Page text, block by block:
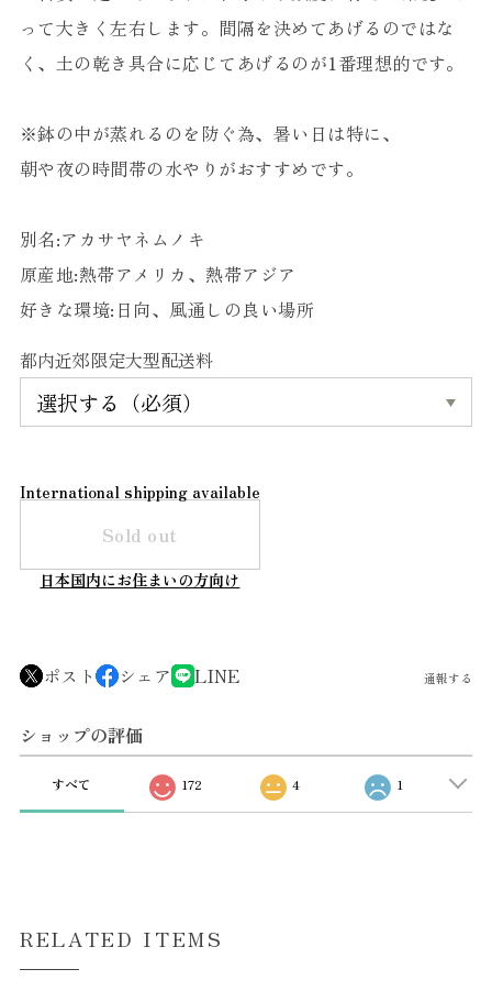
って大きく左右します。間隔を決めてあげるのではな
く、土の乾き具合に応じてあげるのが1番理想的です。
※鉢の中が蒸れるのを防ぐ為、暑い日は特に、
朝や夜の時間帯の水やりがおすすめです。
別名:アカサヤネムノキ
原産地:熱帯アメリカ、熱帯アジア
好きな環境:日向、風通しの良い場所
都内近郊限定大型配送料
International shipping available
Sold out
日本国内にお住まいの方向け
ポスト シェア LINE 通報する
ショップの評価
すべて 172 4 1
RELATED ITEMS